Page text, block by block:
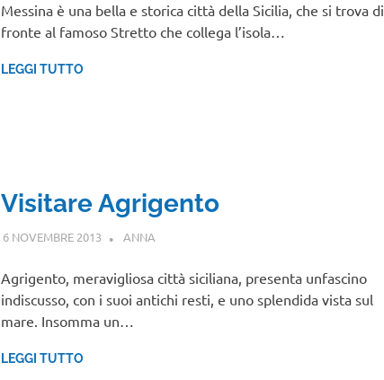
Messina è una bella e storica città della Sicilia, che si trova di
fronte al famoso Stretto che collega l’isola…
LEGGI TUTTO
Visitare Agrigento
6 NOVEMBRE 2013 ANNA
Agrigento, meravigliosa città siciliana, presenta unfascino
indiscusso, con i suoi antichi resti, e uno splendida vista sul
mare. Insomma un…
LEGGI TUTTO